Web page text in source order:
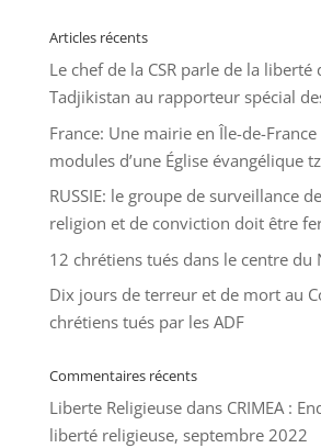
Articles récents
Le chef de la CSR parle de la liberté
Tadjikistan au rapporteur spécial
France: Une mairie en Île-de-
modules d’une Église évangélique
RUSSIE: le groupe de surveillance
religion et de conviction doit être
12 chrétiens tués dans le centre du
Dix jours de terreur et de mort au
chrétiens tués par les ADF
Commentaires récents
Liberte Religieusedans CRIMEA :
liberté religieuse, septembre 2022